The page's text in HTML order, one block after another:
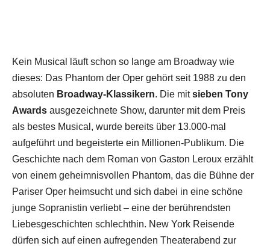
Kein Musical läuft schon so lange am Broadway wie
dieses: Das Phantom der Oper gehört seit 1988 zu den
absoluten Broadway-Klassikern. Die mitsieben Tony
Awards ausgezeichnete Show, darunter mit dem Preis
als bestes Musical, wurde bereits über 13.000-mal
aufgeführt und begeisterte ein Millionen-Publikum. Die
Geschichte nach dem Roman von Gaston Leroux erzählt
von einem geheimnisvollen Phantom, das die Bühne der
Pariser Oper heimsucht und sich dabei in eine schöne
junge Sopranistin verliebt – eine der berührendsten
Liebesgeschichten schlechthin. New York Reisende
dürfen sich auf einen aufregenden Theaterabend zur